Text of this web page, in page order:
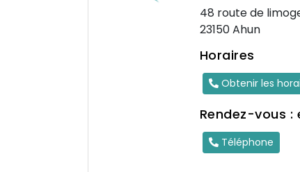
48 route de
23150 Ahun
Horaires
Obtenir les
Rendez-vous
Téléphone